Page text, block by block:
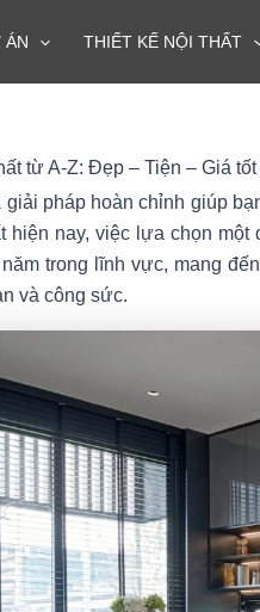
ÁN THIẾT KẾ NỘI THẤT
từ A-Z: Đẹp – Tiện – Giá tốt
giải pháp hoàn chỉnh giúp
hiện nay, việc lựa chọn
trong lĩnh vực, mang
và công sức.